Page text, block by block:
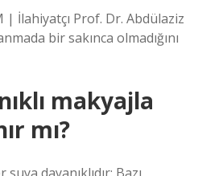
| İlahiyatçı Prof. Dr. Abdülaziz
bir sakınca olmadığını
makyajla
mı?